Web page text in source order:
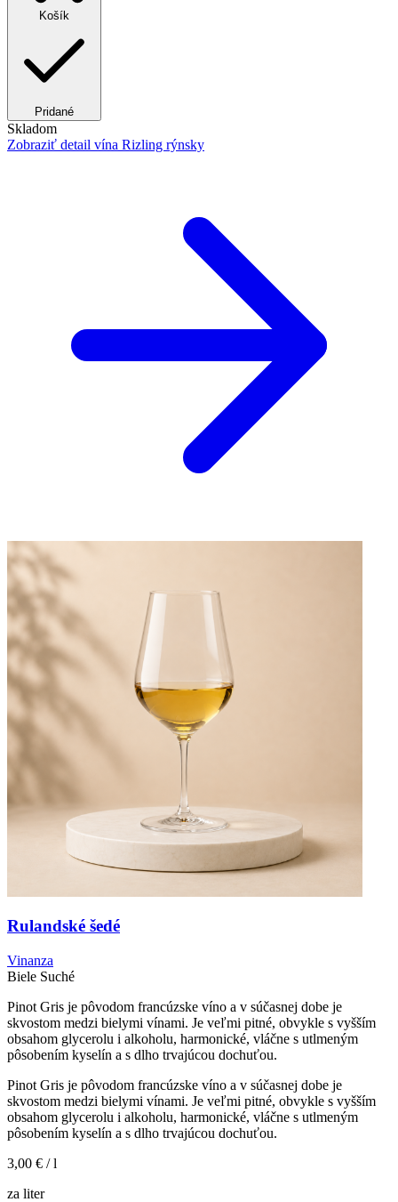
Košík
Pridané
Skladom
Zobraziť detail vína Rizling rýnsky
Rulandské šedé
Vinanza
Biele Suché
Pinot Gris je pôvodom francúzske víno a v súčasnej dobe je
skvostom medzi bielymi vínami. Je veľmi pitné, obvykle s vyšším
obsahom glycerolu i alkoholu, harmonické, vláčne s utlmeným
pôsobením kyselín a s dlho trvajúcou dochuťou.
Pinot Gris je pôvodom francúzske víno a v súčasnej dobe je
skvostom medzi bielymi vínami. Je veľmi pitné, obvykle s vyšším
obsahom glycerolu i alkoholu, harmonické, vláčne s utlmeným
pôsobením kyselín a s dlho trvajúcou dochuťou.
3,00 € / l
za liter